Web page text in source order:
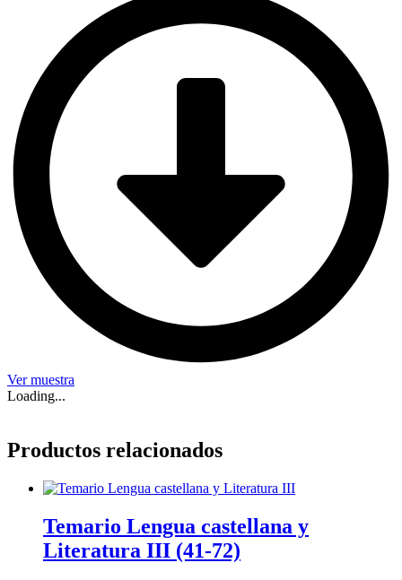
Ver muestra
Loading...
Productos relacionados
Temario Lengua castellana y
Literatura III (41-72)